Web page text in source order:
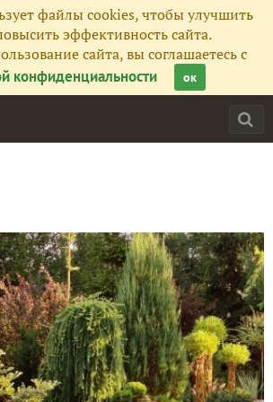
файлы cookies, чтобы улучшить
эффективность сайта.
сайта, вы соглашаетесь с
конфиденциальности
ок
116
25